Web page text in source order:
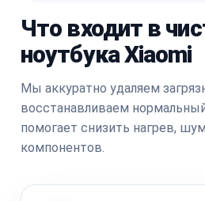
Что входит в
ноутбука Xiaomi
Мы аккуратно удаляем
восстанавливаем
помогает снизить нагрев,
компонентов.